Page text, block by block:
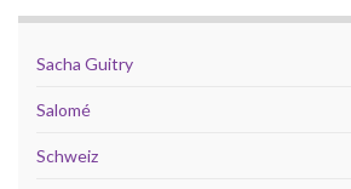
Sacha Guitry
Salomé
Schweiz